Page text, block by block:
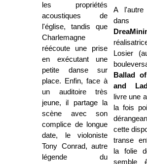
les propriétés
acoustiques de
l'église, tandis que
Charlemagne
réécoute une prise
en exécutant une
petite danse sur
place. Enfin, face à
un auditoire très
jeune, il partage la
scène avec son
complice de longue
date, le violoniste
Tony Conrad, autre
légende du
A l'autre
dans
Losier
Ballad
and
livre une
la fois
cette
transe
la folie
semble